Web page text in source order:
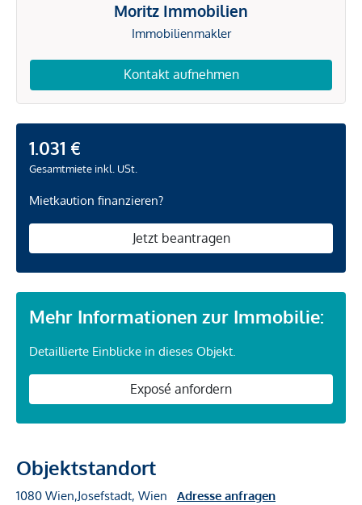
Moritz Immobilien
Immobilienmakler
Kontakt aufnehmen
1.031 €
Gesamtmiete inkl. USt.
Mietkaution finanzieren?
Jetzt beantragen
Mehr Informationen zur Immobilie:
Detaillierte Einblicke in dieses Objekt.
Exposé anfordern
Objektstandort
1080 Wien,Josefstadt, Wien Adresse anfragen